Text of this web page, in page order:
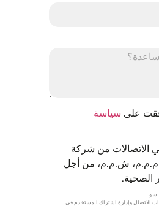
على سياسة
الاتصالات من شركة
ش.م.م، من أجل
الصحية.
سو
الاتصال وإدارة اشتراك المستخدم في